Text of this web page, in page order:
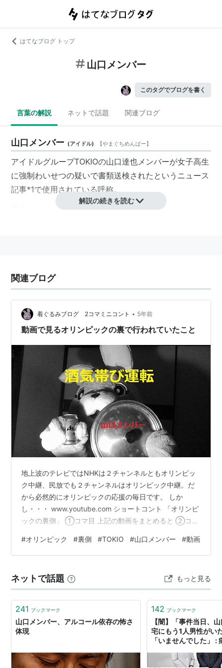
はてなブログ トップ
山口メンバー
このタグでブログを書く
言葉の解説 ネットで話題 関連ブログ
山口メンバー (アイドル) 【やまぐちめんばー】
アイドルグループTOKIOの山口達也メンバーが女子高生
に強制わいせつの疑いで書類送検されたというニュース
記事*1で使用されている呼称。
関連キーワード
リスト::ジャニーズ関連キーワード//慣用語
*1
uchi_a_23419706/
など
解説の続きを読む
関連ブログ
着ぐるみブログ 2コマミニコント • 5年前
動画で見るオリンピックの裏で行われていたこと
地上波のテレビではNHKは２チャンネルともオリンピッ
ク中継、民放でも２チャンネルはオリンピック中継。だ
から必然的にオリンピックの応援の毎日です。 しか
し・・・ www.youtube.com ショートコント 「オリンピ
ックの裏側」 ①コマ目 上記の動画をまとめると ②コマ
行ってくれる人がいない 山口メンバーの会見
www.youtube.com 若い頃のTOKIO「LOVE YOU
ンピックの表は連日のように熱戦が繰り広げられてるの
に残念だね。 オリンピック関係者の事…
#オリンピック #裏側 #TOKIO #山口メンバー #動画
ネットで話題 もっと見る
241 ブックマーク
山口メンバー、アルコール依存の怖さ
体現
142 ブックマーク
【闇】「事件当日、
宅にもう1人男性がい
「いませんでした」 :